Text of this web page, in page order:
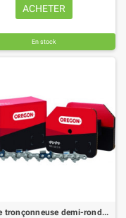
ACHETER
En stock
Chaine tronçonneuse demi-ronde OREGON 73DPX /pas 3/8"PRO / jauge .058"(1.5mm) - rouleau 100 pieds